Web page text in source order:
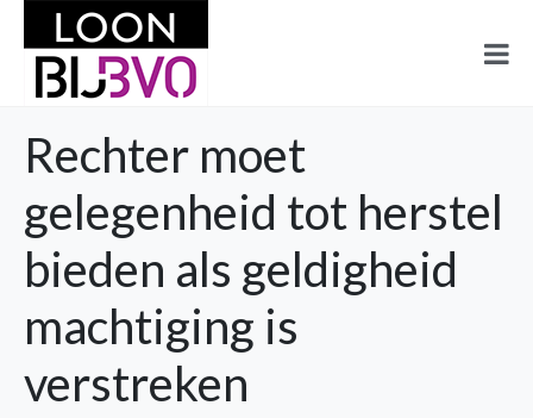
Rechter moet
gelegenheid tot herstel
bieden als geldigheid
machtiging is
verstreken